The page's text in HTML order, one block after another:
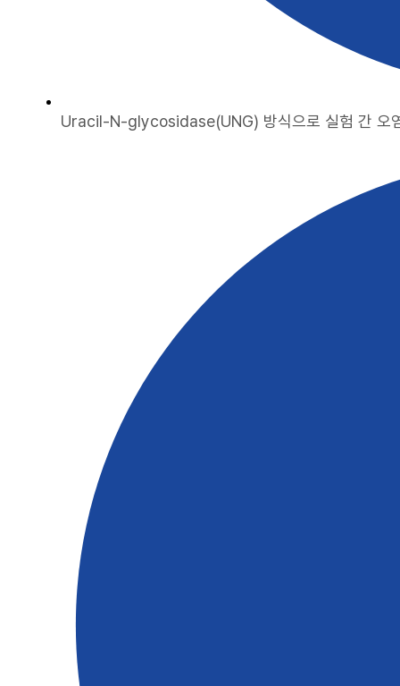
Uracil-N-glycosidase(UNG) 방식으로 실험 간